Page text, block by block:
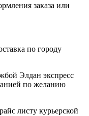
заказа или
по городу
Элдан экспресс
по желанию
листу курьерской